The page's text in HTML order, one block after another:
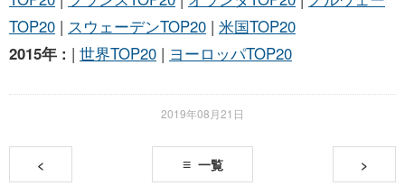
TOP20 | スウェーデンTOP20 | 米国TOP20
2015年 : | 世界TOP20 | ヨーロッパTOP20
2019年08月21日
< 一覧 >